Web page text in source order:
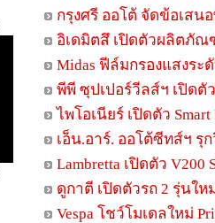
กรุงศรี ออโต้ จัดข้อเสน
อิเดมิตสึ เปิดตัวผลิตภัณ
Midas ฟีล์มกรองแสงระ
พีพี ซุปเปอร์วีลส์ฯ เปิดตั
ไพโอเนียร์ เปิดตัว
เอ็น.อาร์. ออโต้ซีทส์ฯ รุ
Lambretta เปิดตัว V200
ดูกาตี เปิดตัวรถ 2 รุ่นให
Vespa โชว์โมเดลใหม่